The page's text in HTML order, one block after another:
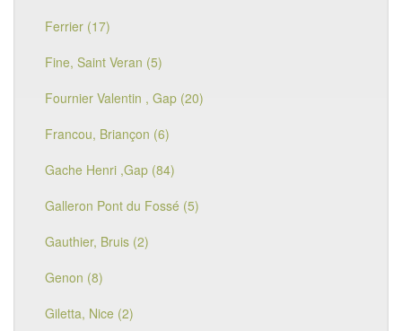
Ferrier (17)
Fine, Saint Veran (5)
Fournier Valentin , Gap (20)
Francou, Briançon (6)
Gache Henri ,Gap (84)
Galleron Pont du Fossé (5)
Gauthier, Bruis (2)
Genon (8)
Giletta, Nice (2)